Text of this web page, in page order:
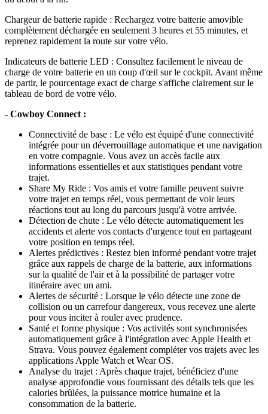
Chargeur de batterie rapide : Rechargez votre batterie amovible
complètement déchargée en seulement 3 heures et 55 minutes, et
reprenez rapidement la route sur votre vélo.
Indicateurs de batterie LED : Consultez facilement le niveau de
charge de votre batterie en un coup d'œil sur le cockpit. Avant même
de partir, le pourcentage exact de charge s'affiche clairement sur le
tableau de bord de votre vélo.
- Cowboy Connect :
Connectivité de base : Le vélo est équipé d'une connectivité
intégrée pour un déverrouillage automatique et une navigation
en votre compagnie. Vous avez un accès facile aux
informations essentielles et aux statistiques pendant votre
trajet.
Share My Ride : Vos amis et votre famille peuvent suivre
votre trajet en temps réel, vous permettant de voir leurs
réactions tout au long du parcours jusqu'à votre arrivée.
Détection de chute : Le vélo détecte automatiquement les
accidents et alerte vos contacts d'urgence tout en partageant
votre position en temps réel.
Alertes prédictives : Restez bien informé pendant votre trajet
grâce aux rappels de charge de la batterie, aux informations
sur la qualité de l'air et à la possibilité de partager votre
itinéraire avec un ami.
Alertes de sécurité : Lorsque le vélo détecte une zone de
collision ou un carrefour dangereux, vous recevez une alerte
pour vous inciter à rouler avec prudence.
Santé et forme physique : Vos activités sont synchronisées
automatiquement grâce à l'intégration avec Apple Health et
Strava. Vous pouvez également compléter vos trajets avec les
applications Apple Watch et Wear OS.
Analyse du trajet : Après chaque trajet, bénéficiez d'une
analyse approfondie vous fournissant des détails tels que les
calories brûlées, la puissance motrice humaine et la
consommation de la batterie.